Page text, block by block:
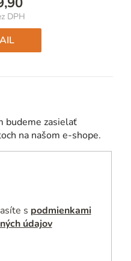
DPH
budeme zasielať
na našom e-shope.
s podmienkami
údajov